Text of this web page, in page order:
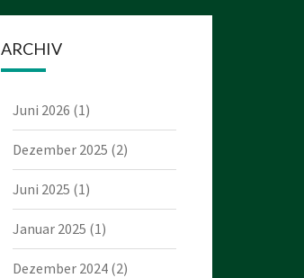
ARCHIV
Juni 2026 (1)
Dezember 2025 (2)
Juni 2025 (1)
Januar 2025 (1)
Dezember 2024(2)